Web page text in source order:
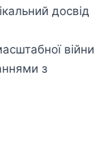
досвід
війни
з